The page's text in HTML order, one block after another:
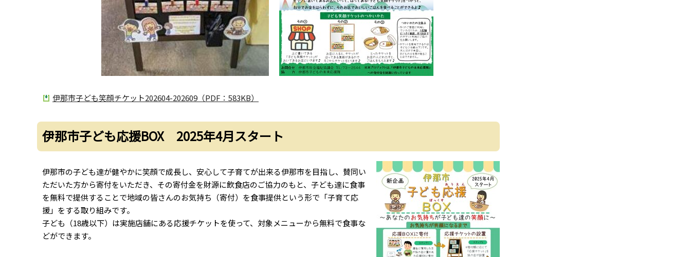
伊那市子ども笑顔チケット202604-202609（PDF：583KB）
伊那市子ども応援BOX 2025年4月スタート
伊那市の子ども達が健やかに笑顔で成長し、安心して子育てが出来る伊那市を目指し、賛同い
ただいた方から寄付をいただき、その寄付金を財源に飲食店のご協力のもと、子ども達に食事
を無料で提供することで地域の皆さんのお気持ち（寄付）を食事提供という形で「子育て応
援」をする取り組みです。
子ども（18歳以下）は実施店舗にある応援チケットを使って、対象メニューから無料で食事な
どができます。